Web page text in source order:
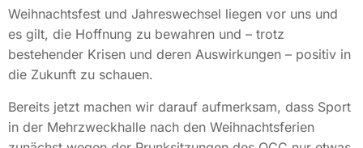
Weihnachtsfest und Jahreswechsel liegen vor uns und
es gilt, die Hoffnung zu bewahren und – trotz
bestehender Krisen und deren Auswirkungen – positiv in
die Zukunft zu schauen.
Bereits jetzt machen wir darauf aufmerksam, dass Sport
in der Mehrzweckhalle nach den Weihnachtsferien